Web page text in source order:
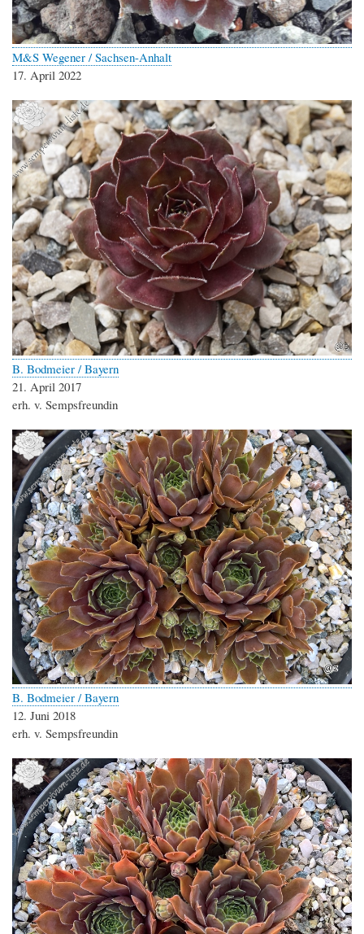
M&S Wegener / Sachsen-Anhalt
17. April 2022
B. Bodmeier / Bayern
21. April 2017
erh. v. Sempsfreundin
B. Bodmeier / Bayern
12. Juni 2018
erh. v. Sempsfreundin